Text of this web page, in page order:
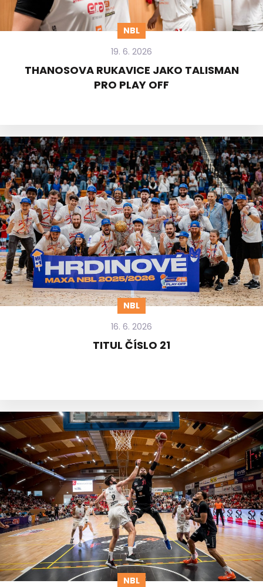
NBL
19. 6. 2026
THANOSOVA RUKAVICE JAKO TALISMAN
PRO PLAY OFF
NBL
16. 6. 2026
TITUL ČÍSLO 21
NBL